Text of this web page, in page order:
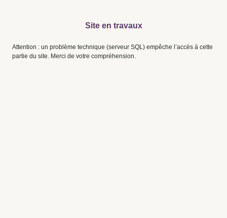
Site en travaux
Attention : un problème technique (serveur SQL) empêche l’accès à cette
partie du site. Merci de votre compréhension.